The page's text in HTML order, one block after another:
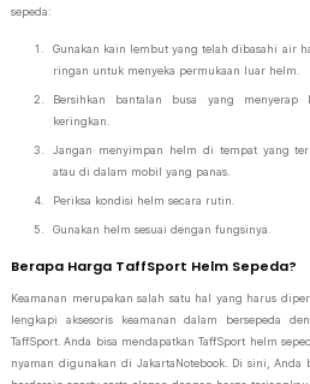
sepeda:
Gunakan kain lembut yang telah dibasahi air
ringan untuk menyeka permukaan luar helm.
Bersihkan bantalan busa yang
keringkan.
Jangan menyimpan helm di tempat yang
atau di dalam mobil yang panas.
Periksa kondisi helm secara rutin.
Gunakan helm sesuai dengan fungsinya.
Berapa Harga TaffSport Helm Sepeda?
Keamanan merupakan salah satu hal yang harus
lengkapi aksesoris keamanan dalam bersepeda
TaffSport. Anda bisa mendapatkan TaffSport helm
nyaman digunakan di JakartaNotebook. Di sini, Anda